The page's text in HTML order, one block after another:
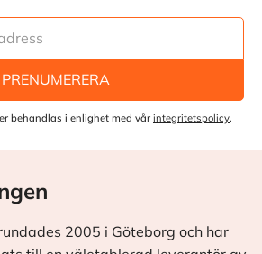
PRENUMERERA
behandlas i enlighet med vår integritetspolicy.
2005 i Göteborg och har